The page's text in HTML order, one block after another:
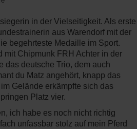
in der Vielseitigkeit. Als erste
aus Warendorf mit der
begehrteste Medaille im Sport.
mit Chipmunk FRH Achter in der
das deutsche Trio, dem auch
du Matz angehört, knapp das
Gelände erkämpfte sich das
Platz vier.
ich habe es noch nicht richtig
unfassbar stolz auf mein Pferd